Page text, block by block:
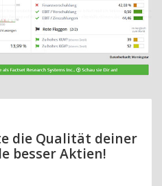
die Qualität deiner
besser Aktien!